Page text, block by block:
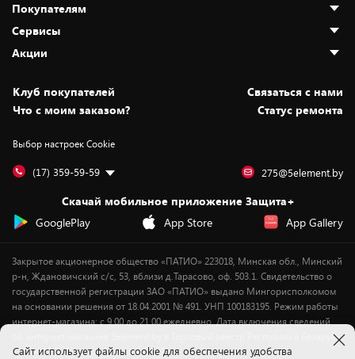
О нас
Адреса магазинов
Новости
Статьи и обзоры
Вакансии
Дай пять добру!
Покупателям
Как сделать заказ
Оплата и доставка
Безналичный расчёт
Обмен и возврат товара
Обработка персональных данных
Подарочные карты
Сервисы
Установка техники
Для игровых консолей
Для мобильных устройств
Для компьютеров
Сервисные центры
Акции
Скидки и промокоды
Белорусские товары
Бонусы
Оплата частями
Уценка
Клуб покупателей
Cвязаться с нами
Что с моим заказом?
Статус ремонта
Выбор настроек Cookie
(17) 359-59-59 275@5element.by
Скачай мобильное приложение Защита+
GooglePlay
App Store App Gallery
Закрытое акционерное общество «ПАТИО» 223018, Минская обл., Минский
р-н, Ждановичский с/с, 53, вблизи д.Тарасово, оф. 503.1. Свидетельство о
государственной регистрации ЗАО «ПАТИО» выдано Мингорисполкомом
на основании решения от 18.04.2001 № 491. УНП 100183195. Режим работы
интернет-магазина: с 9.00 до 21.00 ежедневно. Дата включения сведений
об интернет-магазине 5element.by в Торговый реестр Республики Беларусь
- 11.04.2018, № регистрации 412542.
Cайт использует файлы cookie для обеспечения удобства